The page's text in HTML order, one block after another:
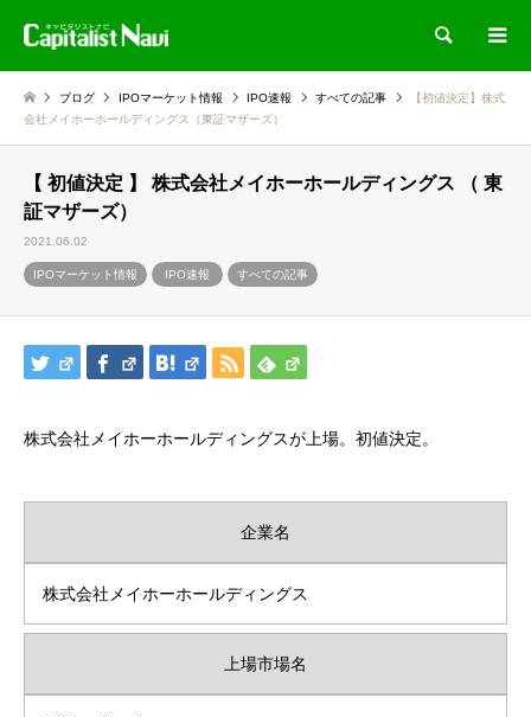
検索
ブログ IPOマーケット情報 IPO速報 すべての記事
【初値決定】株式
会社メイホーホールディングス（東証マザーズ）
【 初値決定 】 株式会社メイホーホールディングス （ 東
証マザーズ）
2021.06.02
IPOマーケット情報 IPO速報 すべての記事
株式会社メイホーホールディングスが上場。初値決定。
企業名
株式会社メイホーホールディングス
上場市場名